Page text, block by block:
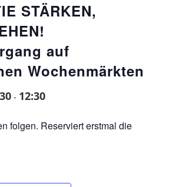
STÄRKEN,
auf
Wochenmärkten
- 12:30
folgen. Reserviert erstmal die